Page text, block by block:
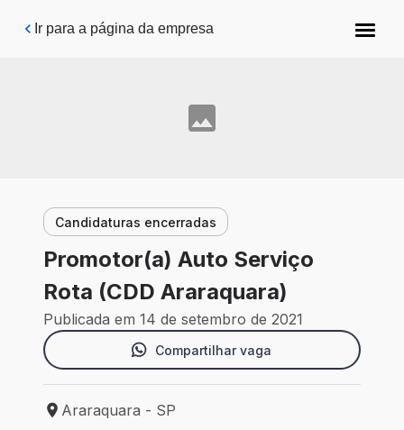
Pular para o conteúdo principal
Ir para a página da empresa
Candidaturas encerradas
Promotor(a) Auto Serviço
Rota (CDD Araraquara)
Publicada em 14 de setembro de 2021
Compartilhar vaga
Local de trabalho: Araraquara - SP
Araraquara - SP